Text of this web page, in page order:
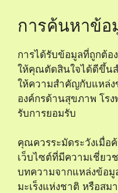
การค้นหาข้อ
การได้รับข้อมูลที่ถูกต้อ
ให้คุณตัดสินใจได้ดีขึ้น
ให้ความสำคัญกับแหล่ง
องค์กรด้านสุขภาพ โร
รับการยอมรับ
คุณควรระมัดระวังเมื่อ
เว็บไซต์ที่มีความเชี่ยว
บทความจากแหล่งข้อมู
มะเร็งแห่งชาติ หรือสม